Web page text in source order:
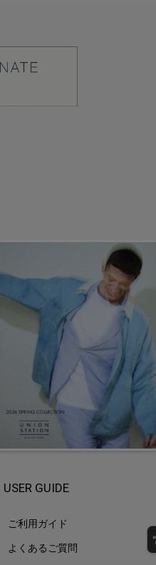
USER GUIDE
ご利用ガイド
よくあるご質問